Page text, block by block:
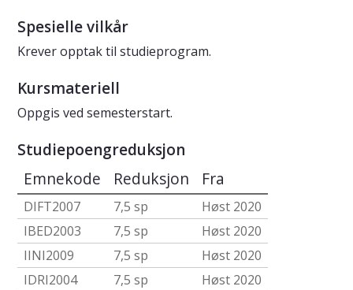
Spesielle vilkår
Krever opptak til studieprogram.
Kursmateriell
Oppgis ved semesterstart.
Studiepoengreduksjon
Emnekode Reduksjon Fra
DIFT2007 7,5 sp
Høst 2020
IBED2003
7,5 sp
Høst 2020
IINI2009
7,5 sp
Høst 2020
IDRI2004
7,5 sp
Høst 2020